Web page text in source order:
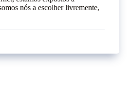
nós a escolher livremente,